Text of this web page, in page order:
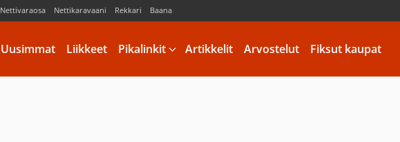
Nettivaraosa Nettikaravaani Rekkari Baana
Uusimmat Liikkeet Pikalinkit Artikkelit Arvostelut Fiksut kaupat